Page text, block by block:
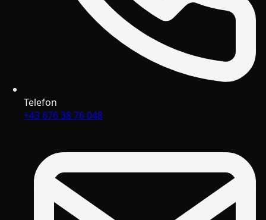
Telefon
+43 676 38 76 048